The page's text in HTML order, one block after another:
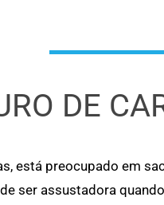
DE
está preocupado em
ser assustadora